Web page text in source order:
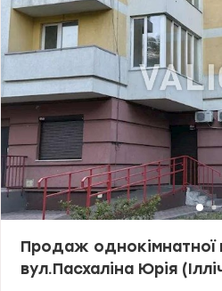
з тим, що над вами нікого немає,
розкіш великого міста - тишу.
територія під охороною, камери
забезпечують вашу безпеку, сучасні
майданчики, всі необхідні об'єкти
супермаркети. Неподалік парк
озерами, зонами відпочинку,
майданчиками. 10 хвилин пішки до
Розташування: 5 хвилин до метро
до метро «Вирлиця», зручна
Дарницький та Патона. Ця квартира створена для тих, хто цінує
комфорт та розвинену
в ритмі великого міста, де все
найкраще для своїх мешканців.
Продаж однокімнатної
вул.Пасхаліна Юрія